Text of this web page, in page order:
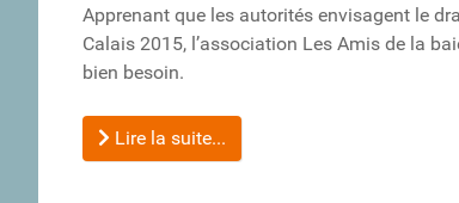
Apprenant que les autorités envisagent le
Calais 2015, l’association Les Amis de la
bien besoin.
Lire la suite...